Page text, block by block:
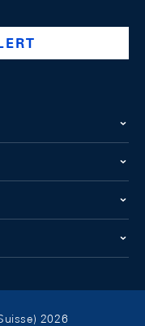
swiss-national-
@swissnationalbank
2026